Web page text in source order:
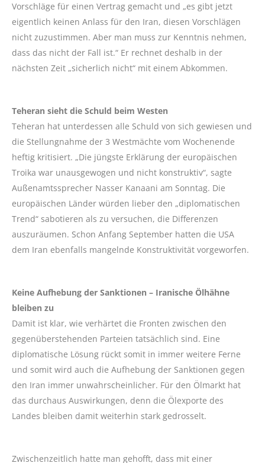
Vorschläge für einen Vertrag gemacht und „es gibt jetzt
eigentlich keinen Anlass für den Iran, diesen Vorschlägen
nicht zuzustimmen. Aber man muss zur Kenntnis nehmen,
dass das nicht der Fall ist.“ Er rechnet deshalb in der
nächsten Zeit „sicherlich nicht“ mit einem Abkommen.
Teheran sieht die Schuld beim Westen
Teheran hat unterdessen alle Schuld von sich gewiesen und
die Stellungnahme der 3 Westmächte vom Wochenende
heftig kritisiert. „Die jüngste Erklärung der europäischen
Troika war unausgewogen und nicht konstruktiv“, sagte
Außenamtssprecher Nasser Kanaani am Sonntag. Die
europäischen Länder würden lieber den „diplomatischen
Trend“ sabotieren als zu versuchen, die Differenzen
auszuräumen. Schon Anfang September hatten die USA
dem Iran ebenfalls mangelnde Konstruktivität vorgeworfen.
Keine Aufhebung der Sanktionen – Iranische Ölhähne
bleiben zu
Damit ist klar, wie verhärtet die Fronten zwischen den
gegenüberstehenden Parteien tatsächlich sind. Eine
diplomatische Lösung rückt somit in immer weitere Ferne
und somit wird auch die Aufhebung der Sanktionen gegen
den Iran immer unwahrscheinlicher. Für den Ölmarkt hat
das durchaus Auswirkungen, denn die Ölexporte des
Landes bleiben damit weiterhin stark gedrosselt.
Zwischenzeitlich hatte man gehofft, dass mit einer